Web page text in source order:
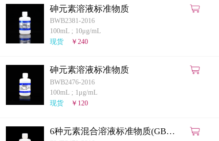
砷元素溶液标准物质
BWB2381-2016
100mL ; 10μg/mL
现货
￥240
砷元素溶液标准物质
BWB2476-2016
100mL ; 1μg/mL
现货
￥120
6种元素混合溶液标准物质(GB